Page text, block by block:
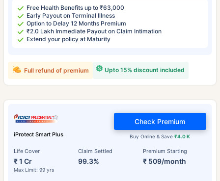
Free Health Benefits up to ₹63,000
Early Payout on Terminal Illness
Option to Delay 12 Months Premium
₹2.0 Lakh Immediate Payout on Claim Intimation
Extend your policy at Maturity
Upto 15% discount included
Full refund of premium
iProtect Smart Plus
Life Cover
₹ 1 Cr
Max Limit: 99 yrs
Claim Settled
99.3%
Premium Starting
₹ 509/month
Buy Online & Save₹4.0 K
Check Premium